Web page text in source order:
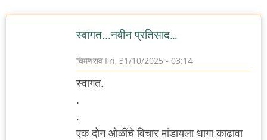
स्वागत...नवीन प्रतिसाद…
चिमणराव Fri, 31/10/2025 - 03:14
स्वागत.
.
.
एक दोन ओळींचे विचार मांडायला धागा काढावा